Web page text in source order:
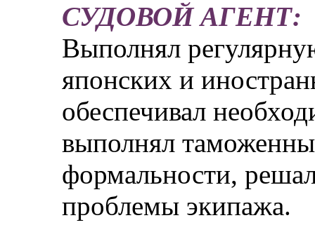
СУДОВОЙ АГЕНТ:
Выполнял
японских и
обеспечивал
выполнял
формальности,
проблемы экипажа.